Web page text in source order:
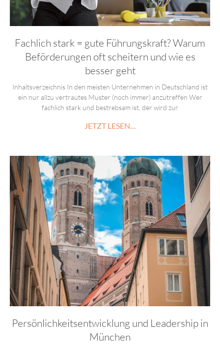
Fachlich stark = gute Führungskraft? Warum
Beförderungen oft scheitern und wie es
besser geht
Inhaltsverzeichnis In den meisten Unternehmen in Deutschland ist
ein nur allzu vertrautes Muster (noch immer) anzutreffen Wer
fachlich stark und bestrebsam ist, der wird zur
JETZT LESEN…
Persönlichkeitsentwicklung und Leadership in
München